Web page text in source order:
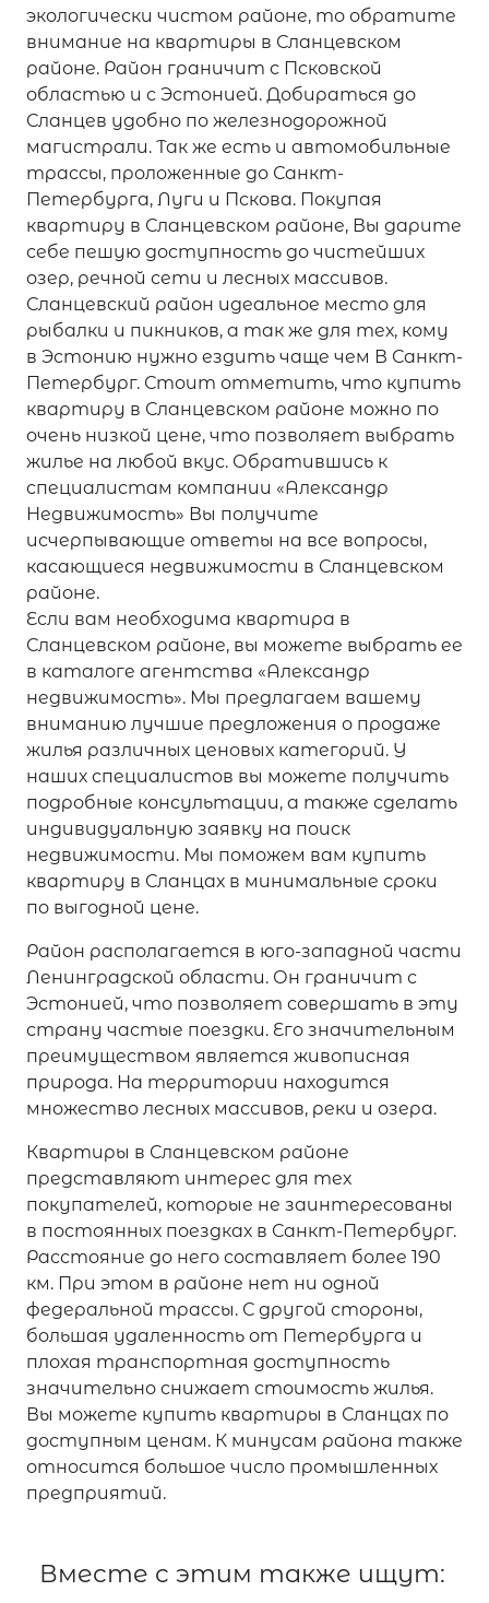
экологически чистом районе, то обратите
внимание на квартиры в Сланцевском
районе. Район граничит с Псковской
областью и с Эстонией. Добираться до
Сланцев удобно по железнодорожной
магистрали. Так же есть и автомобильные
трассы, проложенные до Санкт-
Петербурга, Луги и Пскова. Покупая
квартиру в Сланцевском районе, Вы дарите
себе пешую доступность до чистейших
озер, речной сети и лесных массивов.
Сланцевский район идеальное место для
рыбалки и пикников, а так же для тех, кому
в Эстонию нужно ездить чаще чем В Санкт-
Петербург. Стоит отметить, что купить
квартиру в Сланцевском районе можно по
очень низкой цене, что позволяет выбрать
жилье на любой вкус. Обратившись к
специалистам компании «Александр
Недвижимость» Вы получите
исчерпывающие ответы на все вопросы,
касающиеся недвижимости в Сланцевском
районе.
Если вам необходима квартира в
Сланцевском районе, вы можете выбрать ее
в каталоге агентства «Александр
недвижимость». Мы предлагаем вашему
вниманию лучшие предложения о продаже
жилья различных ценовых категорий. У
наших специалистов вы можете получить
подробные консультации, а также сделать
индивидуальную заявку на поиск
недвижимости. Мы поможем вам купить
квартиру в Сланцах в минимальные сроки
по выгодной цене.
Район располагается в юго-западной части
Ленинградской области. Он граничит с
Эстонией, что позволяет совершать в эту
страну частые поездки. Его значительным
преимуществом является живописная
природа. На территории находится
множество лесных массивов, реки и озера.
Квартиры в Сланцевском районе
представляют интерес для тех
покупателей, которые не заинтересованы
в постоянных поездках в Санкт-Петербург.
Расстояние до него составляет более 190
км. При этом в районе нет ни одной
федеральной трассы. С другой стороны,
большая удаленность от Петербурга и
плохая транспортная доступность
значительно снижает стоимость жилья.
Вы можете купить квартиры в Сланцах по
доступным ценам. К минусам района также
относится большое число промышленных
предприятий.
Вместе с этим также ищут: